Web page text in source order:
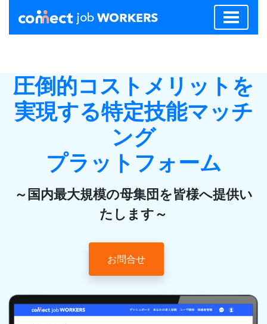
圧倒的コストメリットを
実現する特定技能マッチ
ング
プラットフォーム
～国内最大規模の母集団を皆様へ提供い
たします～
お問合せ